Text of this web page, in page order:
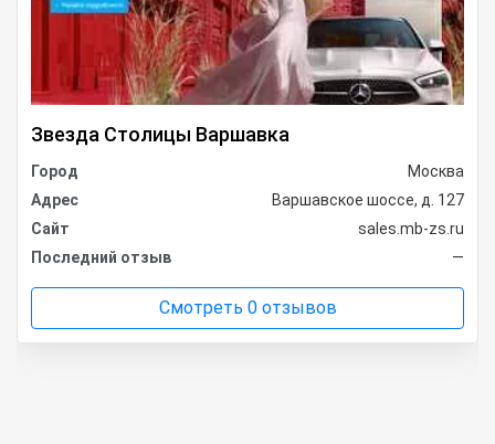
Звезда Столицы Варшавка
Город
Москва
Адрес
Варшавское шоссе, д. 127
Сайт
sales.mb-zs.ru
Последний отзыв
—
Смотреть 0 отзывов